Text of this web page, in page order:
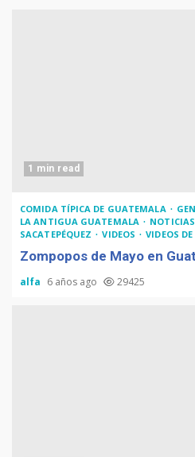
1 min read
COMIDA TÍPICA DE GUATEMALA
LA ANTIGUA GUATEMALA
SACATEPÉQUEZ
VIDEOS VIDEOS
Zompopos de Mayo en
alfa 6 años ago 29425